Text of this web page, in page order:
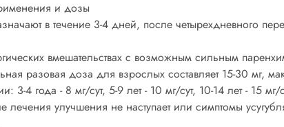
и дозы
в течение 3-4 дней, после четырехдневного
вмешательствах с возможным сильным
разовая доза для взрослых составляет 15-30 мг,
3-4 года - 8 мг/сут, 5-9 лет - 10 мг/сут, 10-14 лет - 15 мг/
лечения улучшения не наступает или симптомы